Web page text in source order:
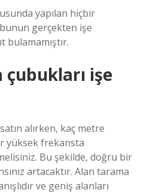
yapılan hiçbir
gerçekten işe
bulamamıştır.
işe
alırken, kaç metre
yüksek frekansta
Bu şekilde, doğru bir
artacaktır. Alan tarama
ve geniş alanları